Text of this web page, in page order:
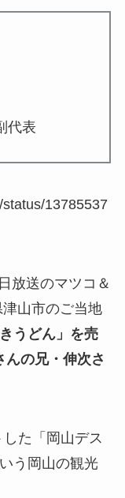
代表
13785537
放送のマツコ＆
山市のご当地
うどん」を売
んの兄・伸次さ
た「岡山デス
う岡山の観光